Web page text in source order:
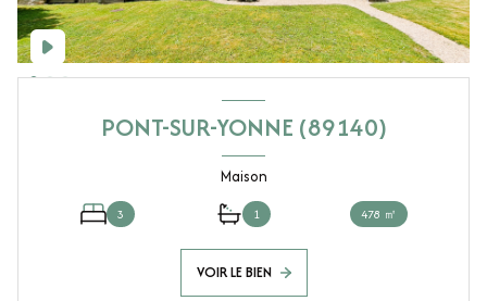
PONT-SUR-YONNE (89140)
Maison
3 1 478 ㎡
VOIR LE BIEN